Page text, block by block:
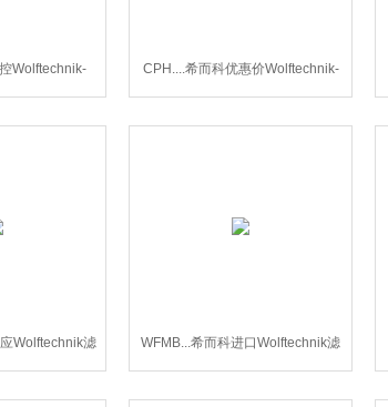
Wolftechnik-
滤芯
CPH....希而科优惠价Wolftechnik-
CPH系列滤芯
Wolftechnik滤
系列
WFMB...希而科进口Wolftechnik滤
芯WFMB系列